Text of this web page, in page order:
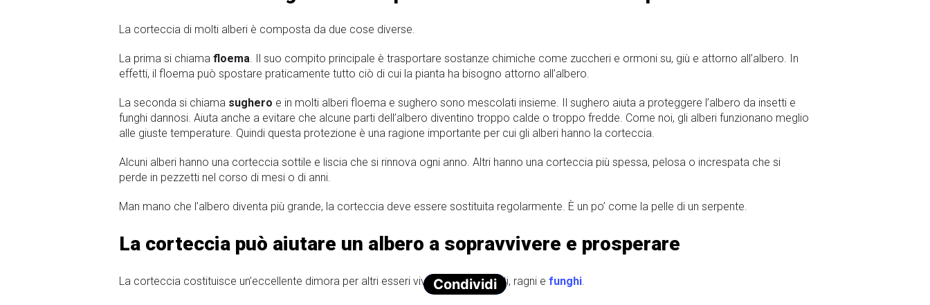
La corteccia di molti alberi è composta da due cose diverse.
La prima si chiama floema. Il suo compito principale è trasportare sostanze chimiche come zuccheri e ormoni su, giù e attorno all’albero. In
effetti, il floema può spostare praticamente tutto ciò di cui la pianta ha bisogno attorno all’albero.
La seconda si chiama sughero e in molti alberi floema e sughero sono mescolati insieme. Il sughero aiuta a proteggere l’albero da insetti e
funghi dannosi. Aiuta anche a evitare che alcune parti dell’albero diventino troppo calde o troppo fredde. Come noi, gli alberi funzionano meglio
alle giuste temperature. Quindi questa protezione è una ragione importante per cui gli alberi hanno la corteccia.
Alcuni alberi hanno una corteccia sottile e liscia che si rinnova ogni anno. Altri hanno una corteccia più spessa, pelosa o increspata che si
perde in pezzetti nel corso di mesi o di anni.
Man mano che l’albero diventa più grande, la corteccia deve essere sostituita regolarmente. È un po’ come la pelle di un serpente.
La corteccia può aiutare un albero a sopravvivere e prosperare
La corteccia costituisce un’eccellente dimora per altri esseri viventi, come insetti, ragni e funghi
Condividi